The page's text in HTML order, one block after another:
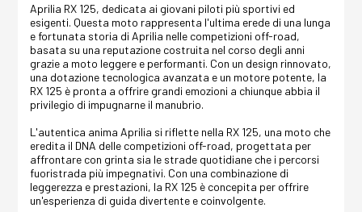
Aprilia RX 125, dedicata ai giovani piloti più sportivi ed
esigenti. Questa moto rappresenta l'ultima erede di una lunga
e fortunata storia di Aprilia nelle competizioni off-road,
basata su una reputazione costruita nel corso degli anni
grazie a moto leggere e performanti. Con un design rinnovato,
una dotazione tecnologica avanzata e un motore potente, la
RX 125 è pronta a offrire grandi emozioni a chiunque abbia il
privilegio di impugnarne il manubrio.
L'autentica anima Aprilia si riflette nella RX 125, una moto che
eredita il DNA delle competizioni off-road, progettata per
affrontare con grinta sia le strade quotidiane che i percorsi
fuoristrada più impegnativi. Con una combinazione di
leggerezza e prestazioni, la RX 125 è concepita per offrire
un'esperienza di guida divertente e coinvolgente.